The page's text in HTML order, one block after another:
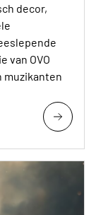
decor,
van OVO
muzikanten